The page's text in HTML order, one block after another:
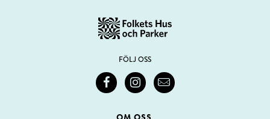
FÖLJ OSS